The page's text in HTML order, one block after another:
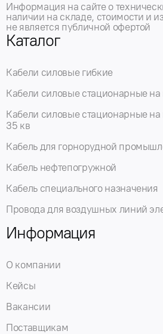
Информация на сайте о
наличии на складе, стоимости и
не является публичной офертой
Каталог
Кабели силовые гибкие
Кабели силовые стационарные
Кабели силовые стационарные
35 кв
Кабель для горнорудной
Кабель нефтепогружной
Кабель специального назначения
Провода для воздушных линий
Информация
О компании
Кейсы
Вакансии
Поставщикам